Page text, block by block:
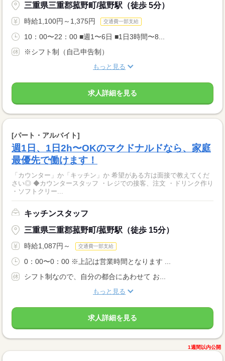
三重県三重郡菰野町/菰野駅（徒歩 5分）
時給1,100円～1,375円 交通費一部支給
10：00〜22：00 ■週1〜6日 ■1日3時間〜8...
※シフト制（自己申告制）
もっと見る
求人詳細を見る
[パート・アルバイト]
週1日、1日2h〜OKのマクドナルドなら、家庭
最優先で働けます！
「カウンター」か「キッチン」か 希望がある方は面接で教えてくだ
さい◎ ◆カウンタースタッフ ・レジでの接客、注文 ・ドリンク作り
・ソフトクリー...
キッチンスタッフ
三重県三重郡菰野町/菰野駅（徒歩 15分）
時給1,087円～ 交通費一部支給
0：00〜0：00 ※上記は営業時間となります ...
シフト制なので、自分の都合にあわせて お...
もっと見る
求人詳細を見る
1週間以内公開